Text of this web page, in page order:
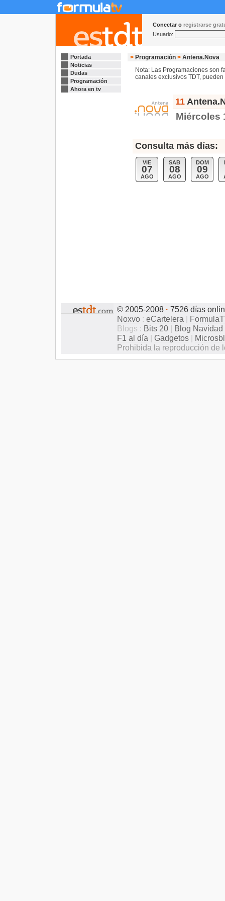
Conectar o registrarse
Usuario:
Portada
Noticias
Dudas
Programación
Ahora en tv
> Programación > Antena.Nova
Nota: Las Programaciones son
canales exclusivos TDT,
11
Miércoles
Consulta más días:
VIE
07
AGO
SAB
08
AGO
DOM
09
AGO
© 2005-2008 · 7526 días
Noxvo : eCartelera |
Blogs : Bits 20 | Blog Navidad
F1 al día | Gadgetos |
Prohibida la reproducción de